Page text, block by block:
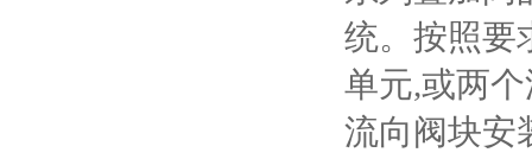
统。按照要
单元,或两
流向阀块安